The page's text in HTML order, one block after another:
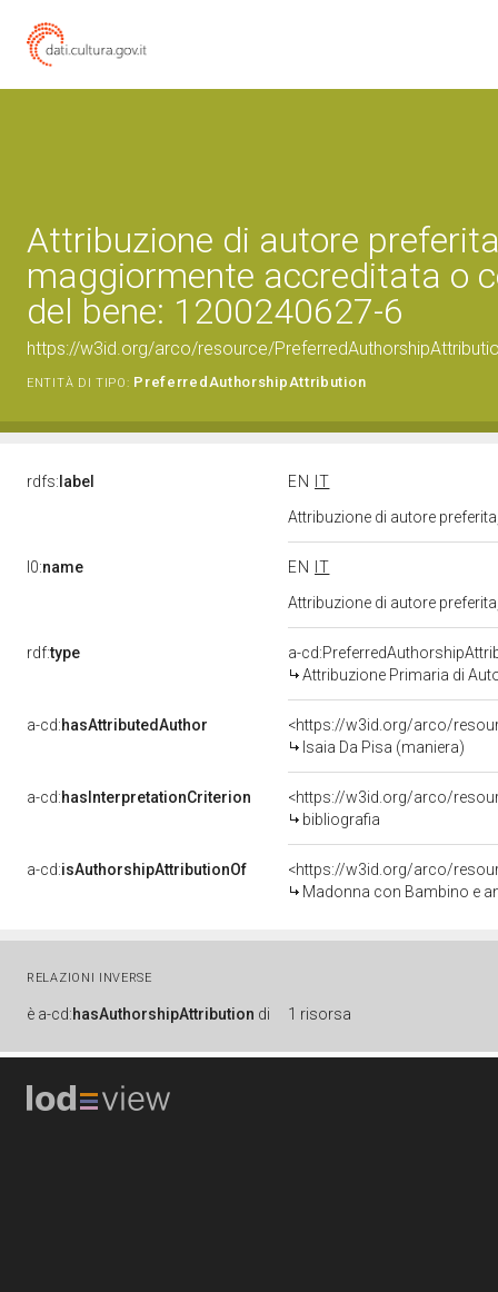
Attribuzione di autore
maggiormente accreditata o
del bene: 1200240627-6
https://w3id.org/arco/resource/
ENTITÀ DI TIPO: PreferredAuthorshipAttribution
rdfs: label EN
IT
Attribuzione di autore
l0:name EN
IT
Attribuzione di autore
rdf:type
a-
Attribuzione Primaria di
a-cd:hasAttributedAuthor
<https://w3id.org/arco/
Isaia Da Pisa (maniera)
a-cd:hasInterpretationCriterion
<https://w3id.org/arco/
bibliografia
a-cd:isAuthorshipAttributionOf
<https://w3id.org/arco/
Madonna con Bambino e
RELAZIONI INVERSE
è a-cd:hasAuthorshipAttribution di 1 risorsa